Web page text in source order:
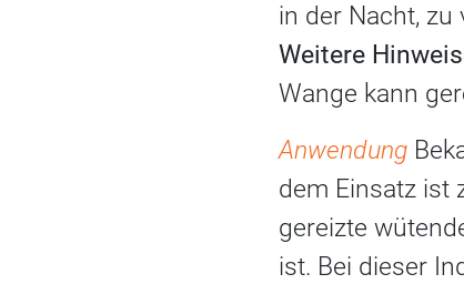
in der Nacht,
Weitere
Wange kann
Anwendung
dem Einsatz ist
gereizte
ist. Bei dieser